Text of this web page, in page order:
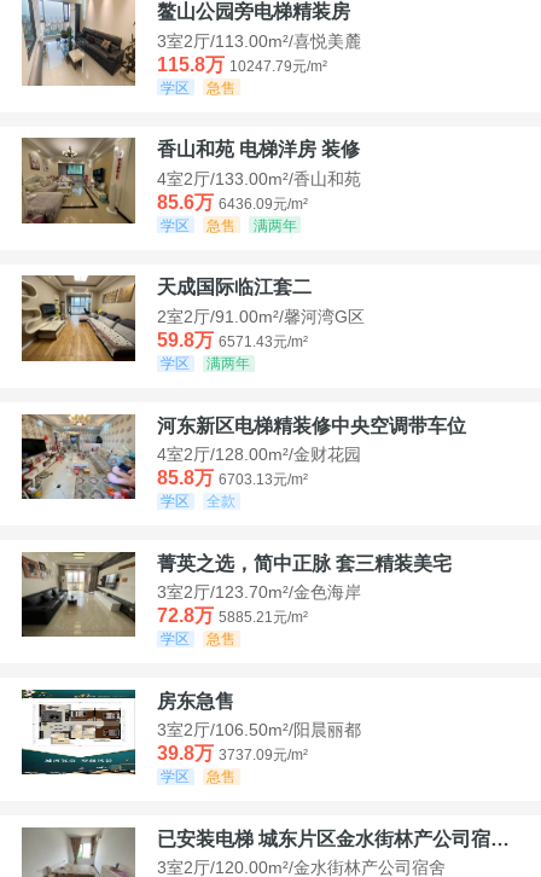
鳌山公园旁电梯精装房
3室2厅/113.00m²/喜悦美麓
115.8万 10247.79元/m²
学区
急售
香山和苑 电梯洋房 装修
4室2厅/133.00m²/香山和苑
85.6万 6436.09元/m²
学区
急售 满两年
天成国际临江套二
2室2厅/91.00m²/馨河湾G区
59.8万 6571.43元/m²
学区
满两年
河东新区电梯精装修中央空调带车位
4室2厅/128.00m²/金财花园
85.8万 6703.13元/m²
学区
全款
菁英之选，简中正脉 套三精装美宅
3室2厅/123.70m²/金色海岸
72.8万 5885.21元/m²
学区
急售
房东急售
3室2厅/106.50m²/阳晨丽都
39.8万 3737.09元/m²
学区
急售
已安装电梯 城东片区金水街林产公司宿舍套三可看江景
3室2厅/120.00m²/金水街林产公司宿舍